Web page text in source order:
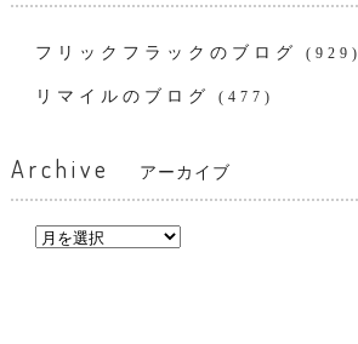
フリックフラックのブログ (929)
リマイルのブログ (477)
Archive アーカイブ